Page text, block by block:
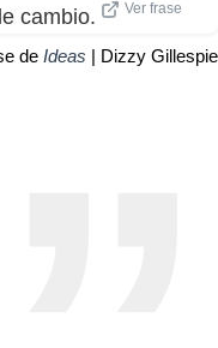
cambio.
Ver frase
de Ideas | Dizzy Gillespie